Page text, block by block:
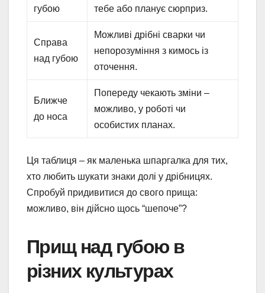
губою
тебе або планує сюрприз.
Справа
над губою
Можливі дрібні сварки чи
непорозуміння з кимось із
оточення.
Ближче
до носа
Попереду чекають зміни –
можливо, у роботі чи
особистих планах.
Ця таблиця – як маленька шпаргалка для тих,
хто любить шукати знаки долі у дрібницях.
Спробуй придивитися до свого прища:
можливо, він дійсно щось “шепоче”?
Прищ над губою в
різних культурах